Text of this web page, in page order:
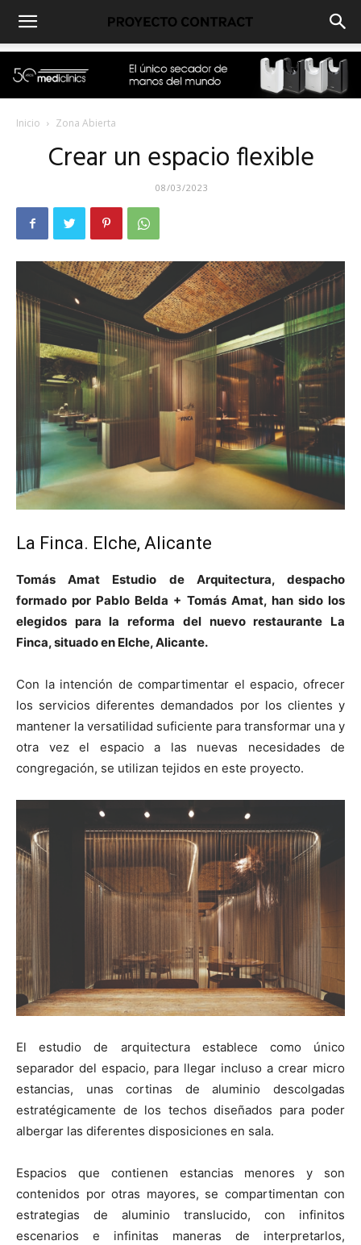
Inicio Zona Abierta
Crear un espacio flexible
08/03/2023
La Finca. Elche, Alicante
Tomás Amat Estudio de Arquitectura, despacho
formado por Pablo Belda + Tomás Amat, han sido los
elegidos para la reforma del nuevo restaurante La
Finca, situado en Elche, Alicante.
Con la intención de compartimentar el espacio, ofrecer
los servicios diferentes demandados por los clientes y
mantener la versatilidad suficiente para transformar una y
otra vez el espacio a las nuevas necesidades de
congregación, se utilizan tejidos en este proyecto.
El estudio de arquitectura establece como único
separador del espacio, para llegar incluso a crear micro
estancias, unas cortinas de aluminio descolgadas
estratégicamente de los techos diseñados para poder
albergar las diferentes disposiciones en sala.
Espacios que contienen estancias menores y son
contenidos por otras mayores, se compartimentan con
estrategias de aluminio translucido, con infinitos
escenarios e infinitas maneras de interpretarlos,